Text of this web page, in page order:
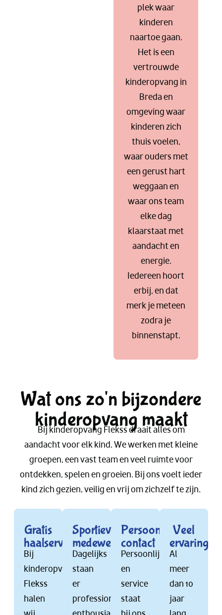
plek waar
kinderen
naartoe gaan.
Het is een
vertrouwde
kinderopvang in
Breda en
omgeving waar
kinderen zich
thuis voelen,
waar ouders met
een gerust hart
weggaan en
waar ons team
elke dag
klaarstaat met
aandacht en
energie.
Iedereen hoort
erbij, en dat
merk je meteen
zodra je
binnenstapt.
Wat ons zo'n bijzondere
kinderopvang maakt
Bij kinderopvang Flekss draait alles om
aandacht voor elk kind. We werken met kleine
groepen, een vast team en veel ruimte voor
ontdekken, spelen en groeien. Bij ons voelt ieder
kind zich gezien, veilig en vrij om zichzelf te zijn.
Gratis
haalservice
Bij
kinderopvang
Flekss
halen
Sportieve
medewerkers
Dagelijks
staan
er
professionele,
Persoonlijk
contact
Persoonlijkheid
en
service
staat
Veel
ervaring
Al
meer
dan 10
jaar